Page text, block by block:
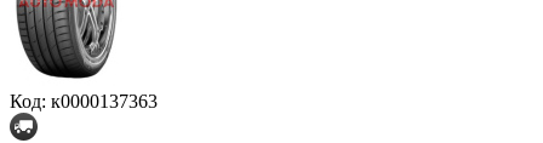
Код: к0000137363